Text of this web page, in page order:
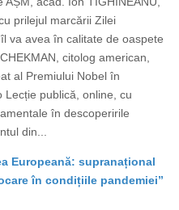
prilejul marcării Zilei
va avea în calitate de oaspete
citolog american,
al Premiului Nobel în
Lecție publică, online, cu
în descoperirile
din...
Europeană: supranațional
în condițiile pandemiei”